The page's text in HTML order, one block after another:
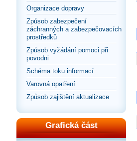
Organizace dopravy
Způsob zabezpečení
záchranných a zabezpečovacích
prostředků
Způsob vyžádání pomoci při
povodni
Schéma toku informací
Varovná opatření
Způsob zajištění aktualizace
Grafická část